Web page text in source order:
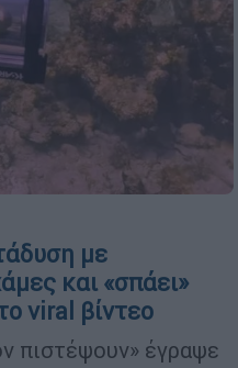
με
και «σπάει»
viral βίντεο
πιστέψουν» έγραψε